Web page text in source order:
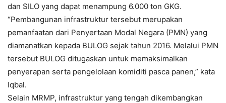
dan SILO yang dapat menampung 6.000 ton GKG.
“Pembangunan infrastruktur tersebut merupakan
pemanfaatan dari Penyertaan Modal Negara (PMN) yang
diamanatkan kepada BULOG sejak tahun 2016. Melalui PMN
tersebut BULOG ditugaskan untuk memaksimalkan
penyerapan serta pengelolaan komiditi pasca panen,” kata
Iqbal.
Selain MRMP, infrastruktur yang tengah dikembangkan